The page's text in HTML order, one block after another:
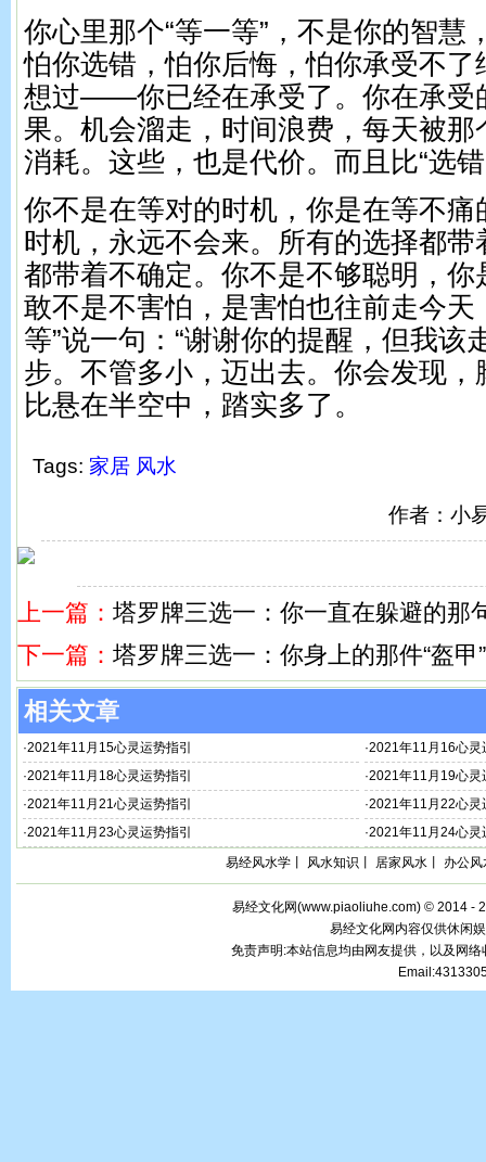
你心里那个“等一等”，不是你的智慧
怕你选错，怕你后悔，怕你承受不了
想过——你已经在承受了。你在承受
果。机会溜走，时间浪费，每天被那
消耗。这些，也是代价。而且比“选
你不是在等对的时机，你是在等不痛
时机，永远不会来。所有的选择都
都带着不确定。你不是不够聪明，你
敢不是不害怕，是害怕也往前走今天
等”说一句：“谢谢你的提醒，但我该
步。不管多小，迈出去。你会发现
比悬在半空中，踏实多了。
Tags: 家居 风水
作者：小
上一篇： 塔罗牌三选一：你一直在躲避的那
下一篇： 塔罗牌三选一：你身上的那件“盔
相关文章
·2021年11月15心灵运势指引 ·2021年11月16心灵
·2021年11月18心灵运势指引 ·2021年11月19心灵
·2021年11月21心灵运势指引 ·2021年11月22心灵
·2021年11月23心灵运势指引 ·2021年11月24心灵
易经风水学
风水知识 居家风水 办公风
易经文化网(www.piaoliuhe.com) © 2014 -
易经文化网内容仅供休闲
免责声明:本站信息均由网友提供，以及网